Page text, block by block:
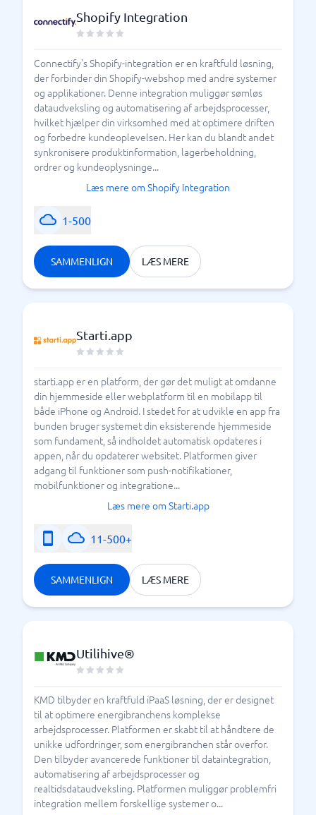
Shopify Integration
Connectify's Shopify-integration er en kraftfuld løsning,
der forbinder din Shopify-webshop med andre systemer
og applikationer. Denne integration muliggør sømløs
dataudveksling og automatisering af arbejdsprocesser,
hvilket hjælper din virksomhed med at optimere driften
og forbedre kundeoplevelsen. Her kan du blandt andet
synkronisere produktinformation, lagerbeholdning,
ordrer og kundeoplysninge...
Læs mere om Shopify Integration
1-500
SAMMENLIGN LÆS MERE
Starti.app
starti.app er en platform, der gør det muligt at omdanne
din hjemmeside eller webplatform til en mobilapp til
både iPhone og Android. I stedet for at udvikle en app fra
bunden bruger systemet din eksisterende hjemmeside
som fundament, så indholdet automatisk opdateres i
appen, når du opdaterer websitet. Platformen giver
adgang til funktioner som push-notifikationer,
mobilfunktioner og integratione...
Læs mere om Starti.app
11-500+
SAMMENLIGN LÆS MERE
Utilihive®
KMD tilbyder en kraftfuld iPaaS løsning, der er designet
til at optimere energibranchens komplekse
arbejdsprocesser. Platformen er skabt til at håndtere de
unikke udfordringer, som energibranchen står overfor.
Den tilbyder avancerede funktioner til dataintegration,
automatisering af arbejdsprocesser og
realtidsdataudveksling. Platformen muliggør problemfri
integration mellem forskellige systemer o...